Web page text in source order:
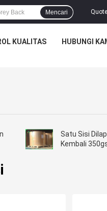
Mencari
KUALITAS HUBUNGI
Satu Sisi
Kembali